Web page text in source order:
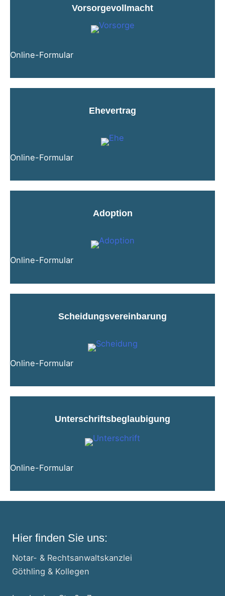
Vorsorgevollmacht
Online-Formular
Ehevertrag
Online-Formular
Adoption
Online-Formular
Scheidungsvereinbarung
Online-Formular
Unterschriftsbeglaubigung
Online-Formular
Hier finden Sie uns:
Notar- & Rechtsanwaltskanzlei
Göthling & Kollegen